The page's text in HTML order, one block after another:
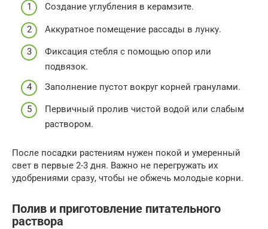
Создание углубления в керамзите.
Аккуратное помещение рассады в лунку.
Фиксация стебля с помощью опор или
подвязок.
Заполнение пустот вокруг корней гранулами.
Первичный пролив чистой водой или слабым
раствором.
После посадки растениям нужен покой и умеренный
свет в первые 2-3 дня. Важно не перегружать их
удобрениями сразу, чтобы не обжечь молодые корни.
Полив и приготовление питательного
раствора